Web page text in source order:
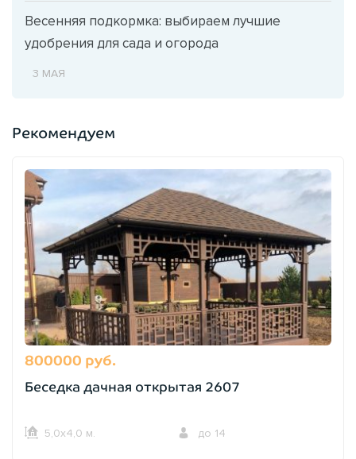
Весенняя подкормка: выбираем лучшие
удобрения для сада и огорода
3 МАЯ
Рекомендуем
800000 руб.
Беседка дачная открытая 2607
5,0х4,0 м. до 14